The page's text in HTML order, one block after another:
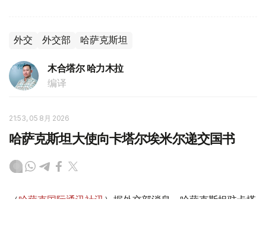
外交 外交部 哈萨克斯坦
木合塔尔 哈力木拉
编译
21:53, 05 8月 2026
哈萨克斯坦大使向卡塔尔埃米尔递交国书
（哈萨克国际通讯社讯 ）据外交部消息，哈萨克斯坦驻卡塔